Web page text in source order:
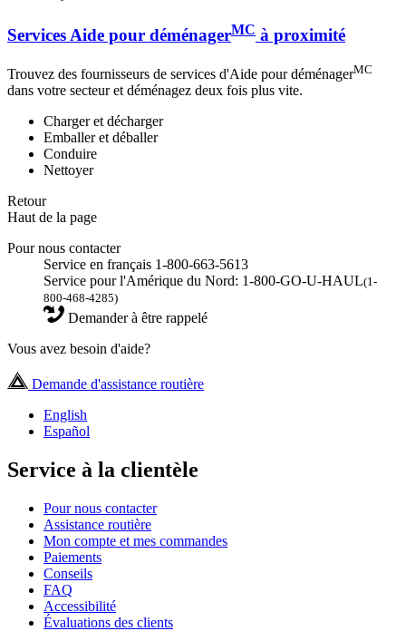
Services Aide pour déménagerMC à proximité
Trouvez des fournisseurs de services d'Aide pour déménagerMC
dans votre secteur et déménagez deux fois plus vite.
Charger et décharger
Emballer et déballer
Conduire
Nettoyer
Retour
Haut de la page
Pour nous contacter
Service en français 1-800-663-5613
Service pour l'Amérique du Nord: 1-800-GO-U-HAUL(1-
800-468-4285)
Demander à être rappelé
Vous avez besoin d'aide?
Demande d'assistance routière
English
Español
Service à la clientèle
Pour nous contacter
Assistance routière
Mon compte et mes commandes
Paiements
Conseils
FAQ
Accessibilité
Évaluations des clients